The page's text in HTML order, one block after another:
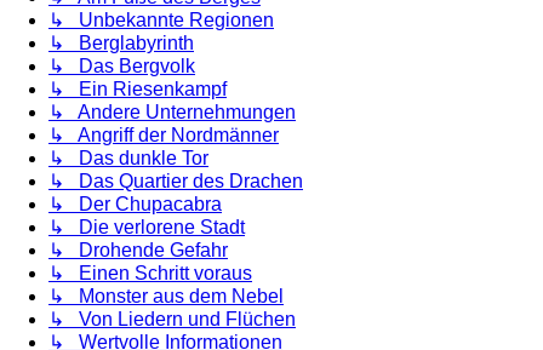
↳ Unbekannte Regionen
↳ Berglabyrinth
↳ Das Bergvolk
↳ Ein Riesenkampf
↳ Andere Unternehmungen
↳ Angriff der Nordmänner
↳ Das dunkle Tor
↳ Das Quartier des Drachen
↳ Der Chupacabra
↳ Die verlorene Stadt
↳ Drohende Gefahr
↳ Einen Schritt voraus
↳ Monster aus dem Nebel
↳ Von Liedern und Flüchen
↳ Wertvolle Informationen